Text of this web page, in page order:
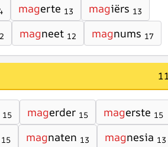
magerte 13 magiërs 13
magneet 12 magnums 17
15 magerder 15 magerste 15
15 magnaten 13 magnesia 13